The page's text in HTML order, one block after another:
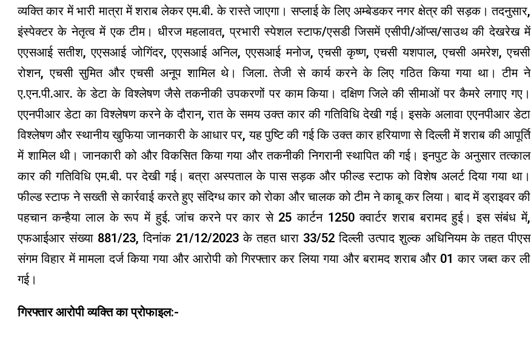
व्यक्ति कार में भारी मात्रा में शराब लेकर एम.बी. के रास्ते जाएगा। सप्लाई के लिए अम्बेडकर नगर क्षेत्र की सड़क। तदनुसार,
इंस्पेक्टर के नेतृत्व में एक टीम। धीरज महलावत, प्रभारी स्पेशल स्टाफ/एसडी जिसमें एसीपी/ऑप्स/साउथ की देखरेख में
एएसआई सतीश, एएसआई जोगिंदर, एएसआई अनिल, एएसआई मनोज, एचसी कृष्ण, एचसी यशपाल, एचसी अमरेश, एचसी
रोशन, एचसी सुमित और एचसी अनूप शामिल थे। जिला. तेजी से कार्य करने के लिए गठित किया गया था। टीम ने
ए.एन.पी.आर. के डेटा के विश्लेषण जैसे तकनीकी उपकरणों पर काम किया। दक्षिण जिले की सीमाओं पर कैमरे लगाए गए।
एएनपीआर डेटा का विश्लेषण करने के दौरान, रात के समय उक्त कार की गतिविधि देखी गई। इसके अलावा एएनपीआर डेटा
विश्लेषण और स्थानीय खुफिया जानकारी के आधार पर, यह पुष्टि की गई कि उक्त कार हरियाणा से दिल्ली में शराब की आपूर्ति
में शामिल थी। जानकारी को और विकसित किया गया और तकनीकी निगरानी स्थापित की गई। इनपुट के अनुसार तत्काल
कार की गतिविधि एम.बी. पर देखी गई। बत्रा अस्पताल के पास सड़क और फील्ड स्टाफ को विशेष अलर्ट दिया गया था।
फील्ड स्टाफ ने सख्ती से कार्रवाई करते हुए संदिग्ध कार को रोका और चालक को टीम ने काबू कर लिया। बाद में ड्राइवर की
पहचान कन्हैया लाल के रूप में हुई. जांच करने पर कार से 25 कार्टन 1250 क्वार्टर शराब बरामद हुई। इस संबंध में,
एफआईआर संख्या 881/23, दिनांक 21/12/2023 के तहत धारा 33/52 दिल्ली उत्पाद शुल्क अधिनियम के तहत पीएस
संगम विहार में मामला दर्ज किया गया और आरोपी को गिरफ्तार कर लिया गया और बरामद शराब और 01 कार जब्त कर ली
गई।
गिरफ्तार आरोपी व्यक्ति का प्रोफाइल:-